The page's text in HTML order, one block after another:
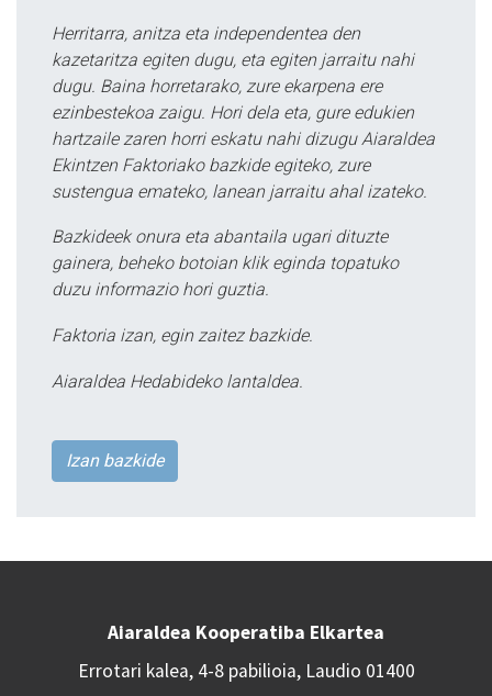
Herritarra, anitza eta independentea den
kazetaritza egiten dugu, eta egiten jarraitu nahi
dugu. Baina horretarako, zure ekarpena ere
ezinbestekoa zaigu. Hori dela eta, gure edukien
hartzaile zaren horri eskatu nahi dizugu Aiaraldea
Ekintzen Faktoriako bazkide egiteko, zure
sustengua emateko, lanean jarraitu ahal izateko.
Bazkideek onura eta abantaila ugari dituzte
gainera, beheko botoian klik eginda topatuko
duzu informazio hori guztia.
Faktoria izan, egin zaitez bazkide.
Aiaraldea Hedabideko lantaldea.
Izan bazkide
Aiaraldea Kooperatiba Elkartea
Errotari kalea, 4-8 pabilioia, Laudio 01400